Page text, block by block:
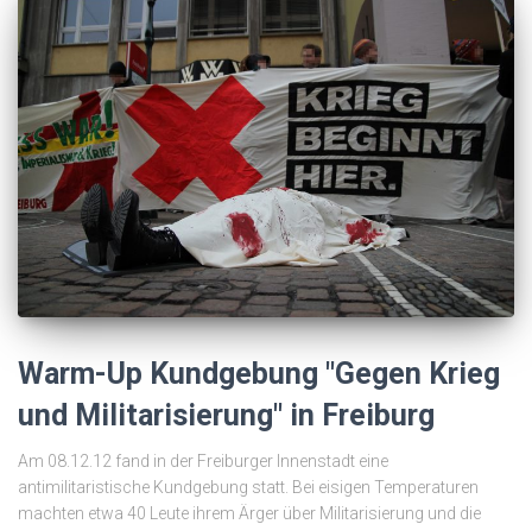
Warm-Up Kundgebung "Gegen Krieg
und Militarisierung" in Freiburg
Am 08.12.12 fand in der Freiburger Innenstadt eine
antimilitaristische Kundgebung statt. Bei eisigen Temperaturen
machten etwa 40 Leute ihrem Ärger über Militarisierung und die